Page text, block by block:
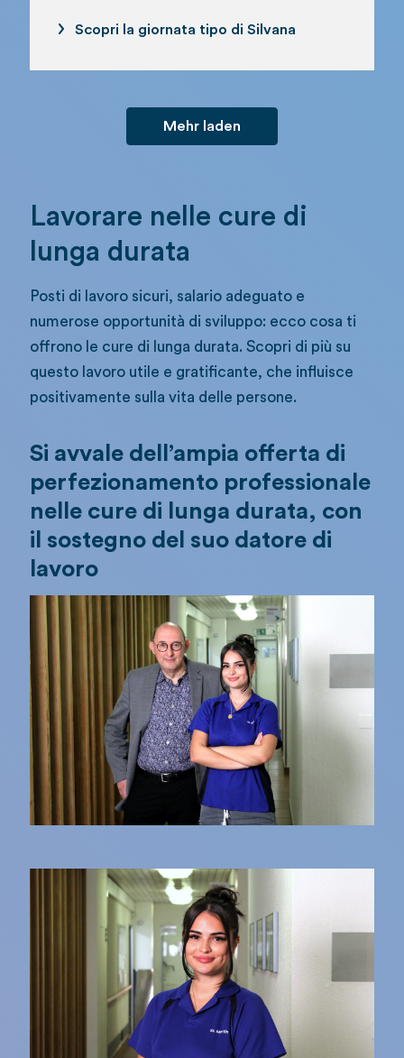
Scopri la giornata tipo di Silvana
Mehr laden
Lavorare nelle cure di
lunga durata
Posti di lavoro sicuri, salario adeguato e
numerose opportunità di sviluppo: ecco cosa ti
offrono le cure di lunga durata. Scopri di più su
questo lavoro utile e gratificante, che influisce
positivamente sulla vita delle persone.
Si avvale dell’ampia offerta di
perfezionamento professionale
nelle cure di lunga durata, con
il sostegno del suo datore di
lavoro